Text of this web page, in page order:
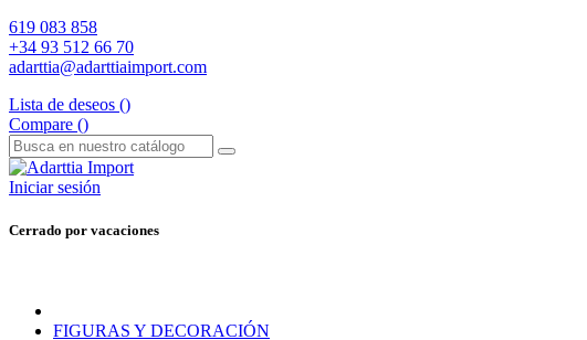
619 083 858
+34 93 512 66 70
adarttia@adarttiaimport.com
Lista de deseos ()
Compare ()
Iniciar sesión
Cerrado por vacaciones
FIGURAS Y DECORACIÓN